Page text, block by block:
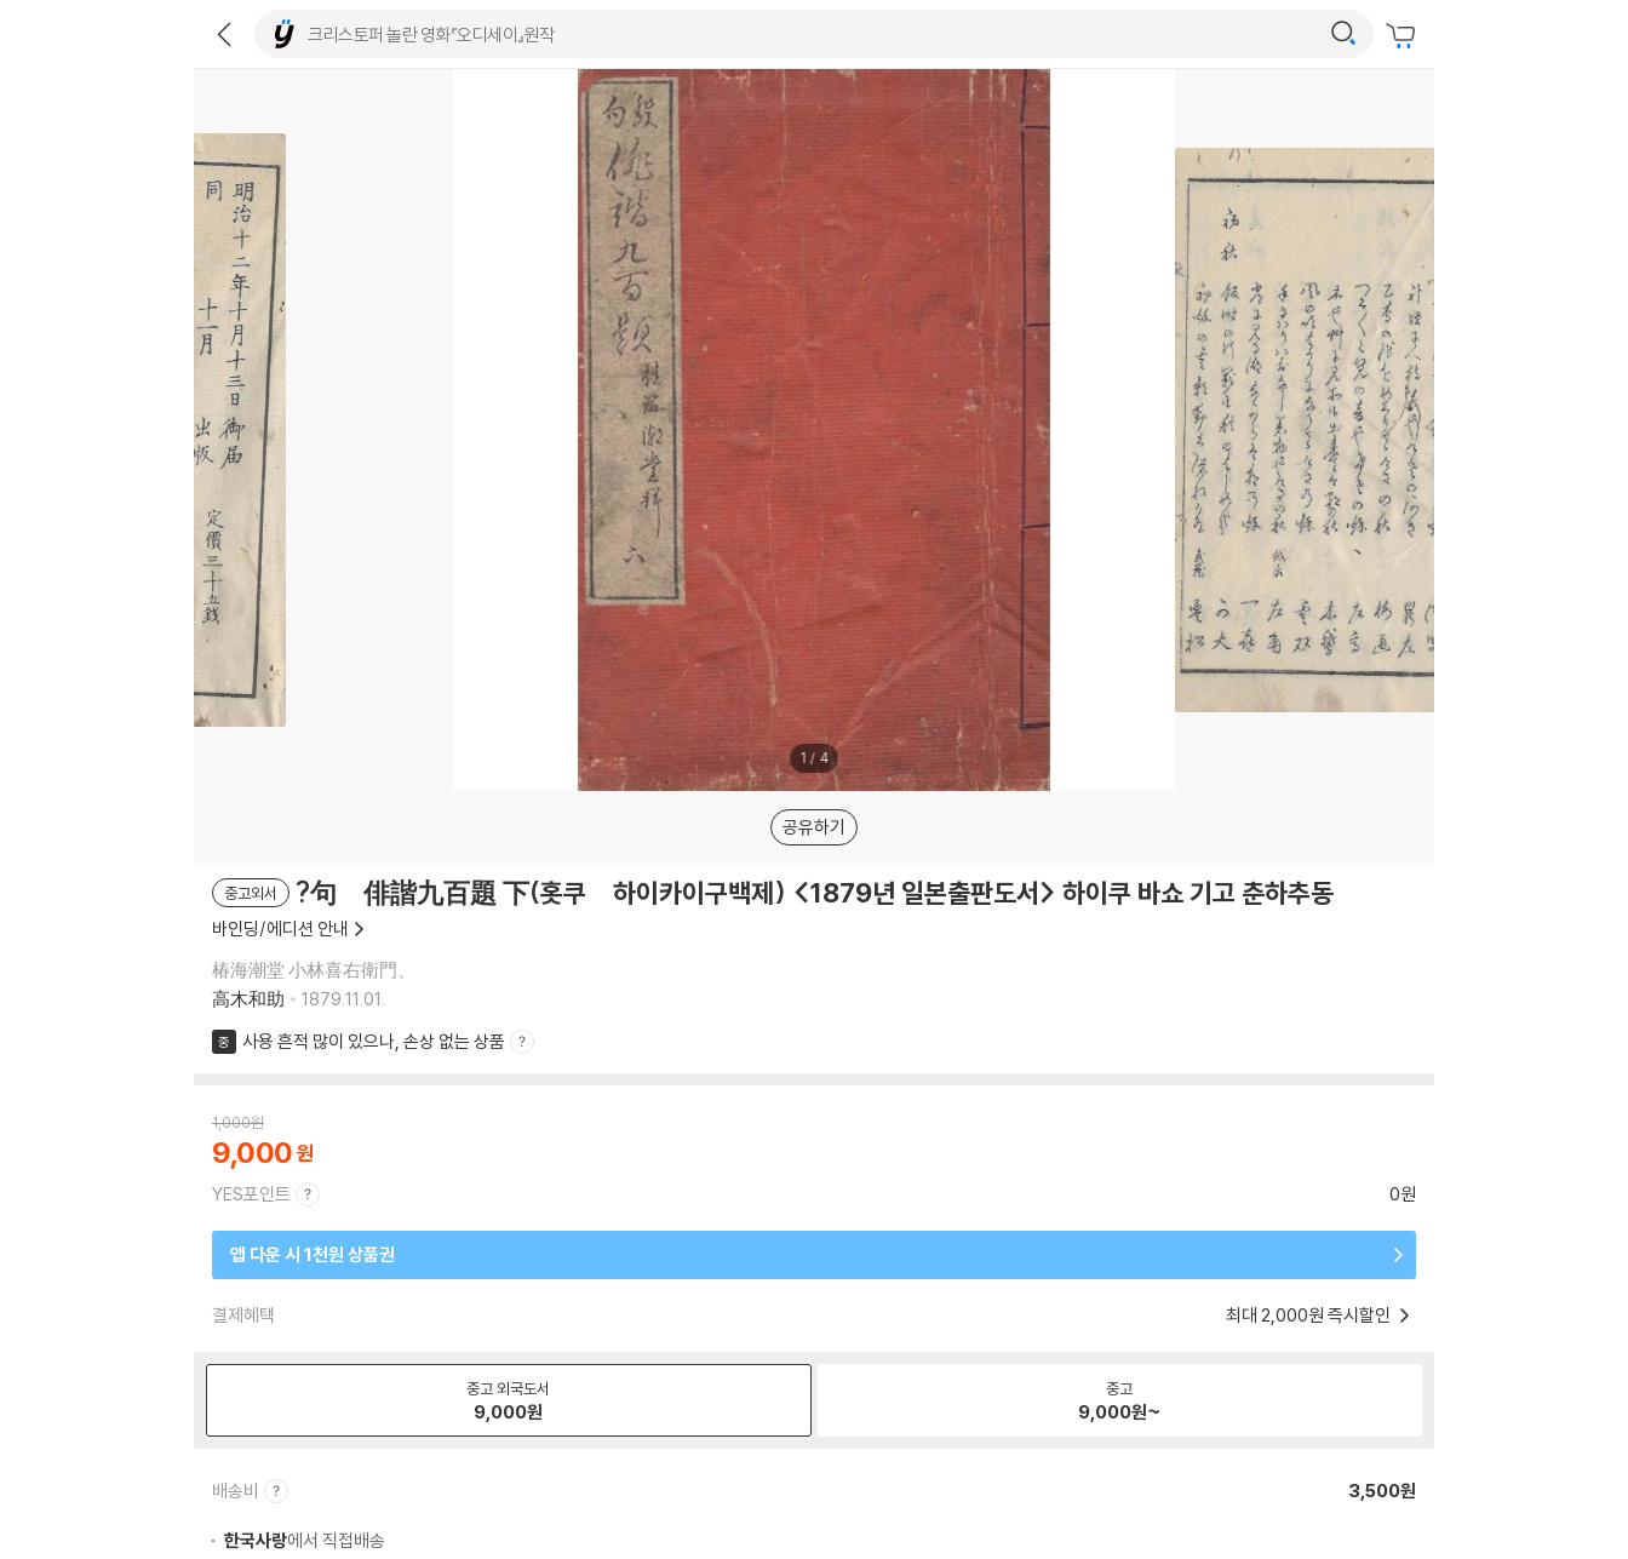
1 / 4
공유하기
중고외서 ?句 俳諧九百題 下(홋쿠 하이카이구백제) <1879년 일본출판도서> 하이쿠 바쇼 기고 춘하추동
바인딩/에디션 안내
椿海潮堂 小林喜右衛門、
高木和助
1879.11.01.
중 사용 흔적 많이 있으나, 손상 없는 상품
1,000원
9,000
YES포인트 0원
앱 다운 시 1천원 상품권
결제혜택 최대 2,000원 즉시할인
중고 외국도서
9,000원
중고
9,000원~
배송비 3,500원
한국사랑에서 직접배송